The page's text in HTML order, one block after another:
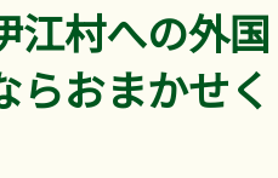
江村への外国
らおまかせく